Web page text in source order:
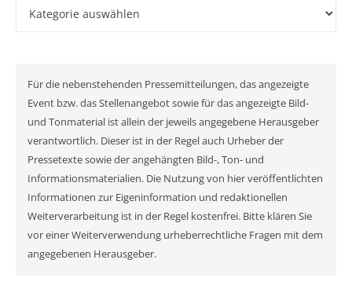
Für die nebenstehenden Pressemitteilungen, das angezeigte
Event bzw. das Stellenangebot sowie für das angezeigte Bild-
und Tonmaterial ist allein der jeweils angegebene Herausgeber
verantwortlich. Dieser ist in der Regel auch Urheber der
Pressetexte sowie der angehängten Bild-, Ton- und
Informationsmaterialien. Die Nutzung von hier veröffentlichten
Informationen zur Eigeninformation und redaktionellen
Weiterverarbeitung ist in der Regel kostenfrei. Bitte klären Sie
vor einer Weiterverwendung urheberrechtliche Fragen mit dem
angegebenen Herausgeber.